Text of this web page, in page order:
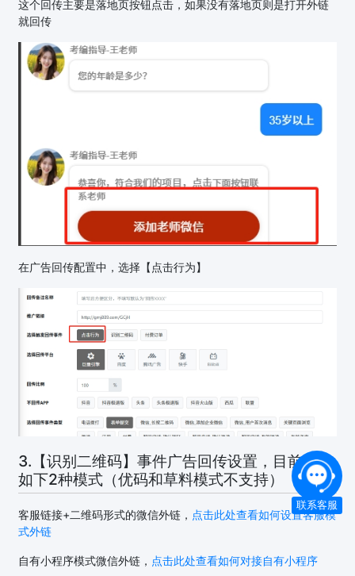
这个回传主要是落地页按钮点击，如果没有落地页则是打开外链
就回传
在广告回传配置中，选择【点击行为】
3.【识别二维码】事件广告回传设置，目前支持
如下2种模式（优码和草料模式不支持）
客服链接+二维码形式的微信外链， 点击此处查看如何设置客服模
式外链
自有小程序模式微信外链， 点击此处查看如何对接自有小程序
联系客服